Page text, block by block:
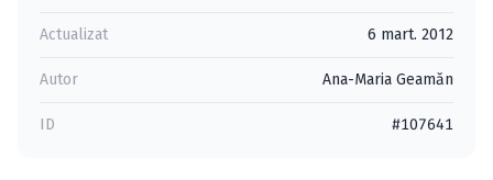
Actualizat 6 mart. 2012
Autor Ana-Maria Geamăn
ID #107641